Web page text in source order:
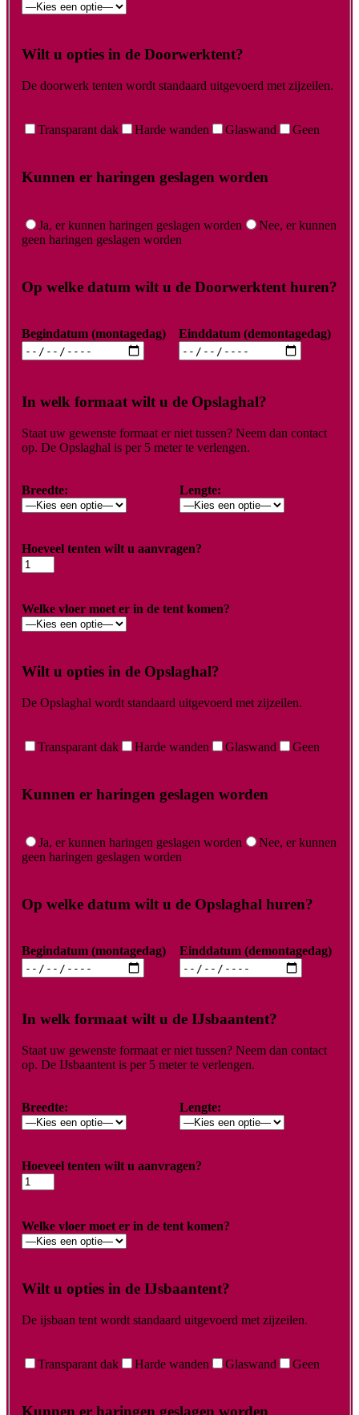
Wilt u opties in de Doorwerktent?
De doorwerk tenten wordt standaard uitgevoerd met zijzeilen.
Transparant dak Harde wanden Glaswand Geen
Kunnen er haringen geslagen worden
Ja, er kunnen haringen geslagen worden
Nee, er kunnen
geen haringen geslagen worden
Op welke datum wilt u de Doorwerktent huren?
Begindatum (montagedag) Einddatum (demontagedag)
In welk formaat wilt u de Opslaghal?
Staat uw gewenste formaat er niet tussen? Neem dan contact
op. De Opslaghal is per 5 meter te verlengen.
Breedte: Lengte:
Hoeveel tenten wilt u aanvragen?
Welke vloer moet er in de tent komen?
Wilt u opties in de Opslaghal?
De Opslaghal wordt standaard uitgevoerd met zijzeilen.
Transparant dak Harde wanden Glaswand Geen
Kunnen er haringen geslagen worden
Ja, er kunnen haringen geslagen worden
Nee, er kunnen
geen haringen geslagen worden
Op welke datum wilt u de Opslaghal huren?
Begindatum (montagedag) Einddatum (demontagedag)
In welk formaat wilt u de IJsbaantent?
Staat uw gewenste formaat er niet tussen? Neem dan contact
op. De IJsbaantent is per 5 meter te verlengen.
Breedte: Lengte:
Hoeveel tenten wilt u aanvragen?
Welke vloer moet er in de tent komen?
Wilt u opties in de IJsbaantent?
De ijsbaan tent wordt standaard uitgevoerd met zijzeilen.
Transparant dak Harde wanden Glaswand Geen
Kunnen er haringen geslagen worden